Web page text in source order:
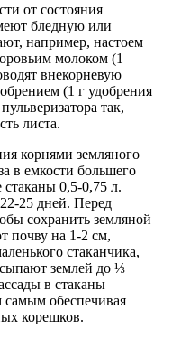
от состояния
бледную или
например, настоем
молоком (1
внекорневую
(1 г удобрения
так,
листа.
корнями земляного
в емкости большего
стаканы 0,5-0,75 л.
25 дней. Перед
сохранить земляной
почву на 1-2 см,
стаканчика,
землей до ⅓
в стаканы
самым обеспечивая
корешков.